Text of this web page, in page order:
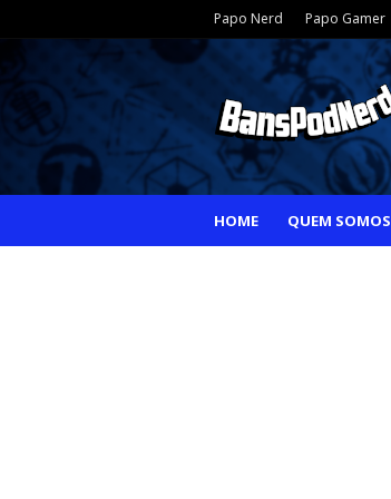
Papo Nerd Papo Gamer
HOME QUEM SOMOS